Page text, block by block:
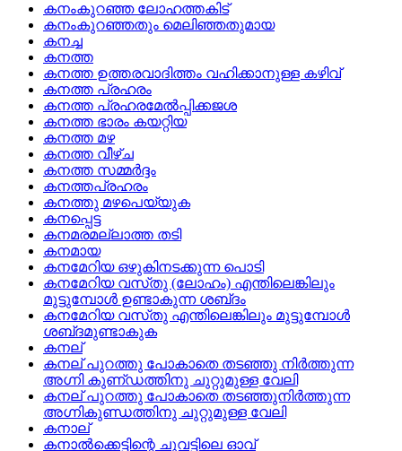
കനംകുറഞ്ഞ ലോഹത്തകിട്
കനംകുറഞ്ഞതും മെലിഞ്ഞതുമായ
കനച്ച
കനത്ത
കനത്ത ഉത്തരവാദിത്തം വഹിക്കാനുള്ള കഴിവ്
കനത്ത പ്രഹരം
കനത്ത പ്രഹരമേല്‍പ്പിക്കജശ
കനത്ത ഭാരം കയറ്റിയ
കനത്ത മഴ
കനത്ത വീഴ്ച
കനത്ത സമ്മര്‍ദ്ദം
കനത്തപ്രഹരം
കനത്തു മഴപെയ്യുക
കനപ്പെട്ട
കനമരമല്ലാത്ത തടി
കനമായ
കനമേറിയ ഒഴുകിനടക്കുന്ന പൊടി
കനമേറിയ വസ്‌തു (ലോഹം) എന്തിലെങ്കിലും
മുട്ടുമ്പോള്‍ ഉണ്ടാകുന്ന ശബ്‌ദം
കനമേറിയ വസ്‌തു എന്തിലെങ്കിലും മുട്ടുമ്പോള്‍
ശബ്‌ദമുണ്ടാകുക
കനല്
കനല്‌ പുറത്തു പോകാതെ തടഞ്ഞു നിര്‍ത്തുന്ന
അഗ്നി കുണ്‌ഡത്തിനു ചുറ്റുമുള്ള വേലി
കനല് പുറത്തു പോകാതെ തടഞ്ഞുനിര്‍ത്തുന്ന
അഗ്നികുണ്ഡത്തിനു ചുറ്റുമുള്ള വേലി
കനാല്
കനാല്‍ക്കെട്ടിന്റെ ചുവട്ടിലെ ഓവ്